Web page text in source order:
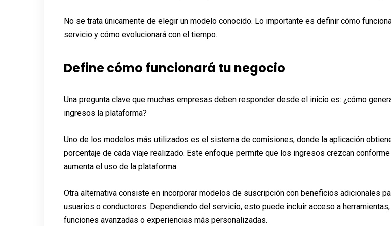
No se trata únicamente de elegir un modelo conocido. Lo importante es definir cómo
servicio y cómo evolucionará con el tiempo.
Define cómo funcionará tu negocio
Una pregunta clave que muchas empresas deben responder desde el inicio es: ¿cómo
ingresos la plataforma?
Uno de los modelos más utilizados es el sistema de comisiones, donde la aplicación
porcentaje de cada viaje realizado. Este enfoque permite que los ingresos crezcan conforme
aumenta el uso de la plataforma.
Otra alternativa consiste en incorporar modelos de suscripción con beneficios adicionales
usuarios o conductores. Dependiendo del servicio, esto puede incluir acceso a herramientas,
funciones avanzadas o experiencias más personalizadas.